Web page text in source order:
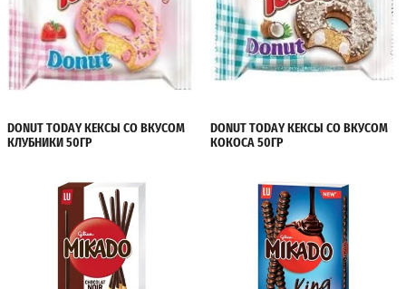
DONUT TODAY КЕКСЫ СО ВКУСОМ
КЛУБНИКИ 50ГР
DONUT TODAY КЕКСЫ СО ВКУСОМ
КОКОСА 50ГР